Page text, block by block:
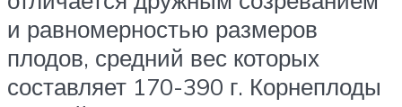
и равномерностью размеров
плодов, средний вес которых
составляет 170-390 г. Корнеплоды